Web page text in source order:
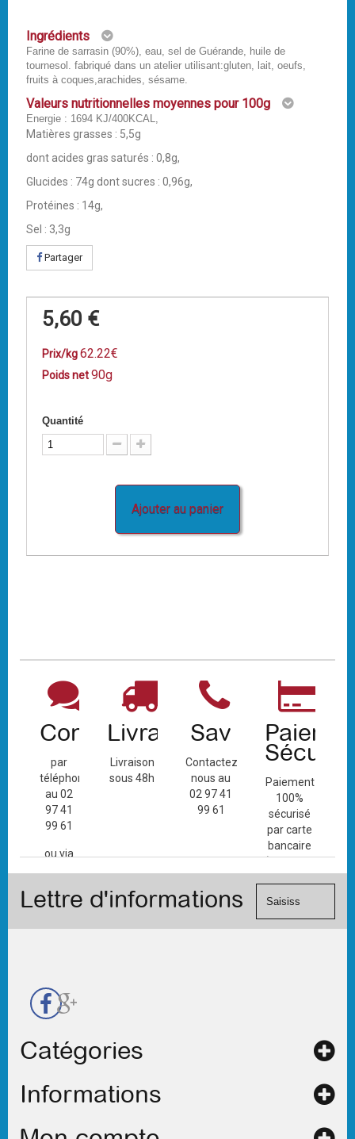
Ingrédients
Farine de sarrasin (90%), eau, sel de Guérande, huile de
tournesol. fabriqué dans un atelier utilisant:gluten, lait, oeufs,
fruits à coques,arachides, sésame.
Valeurs nutritionnelles moyennes pour 100g
Energie : 1694 KJ/400KCAL,
Matières grasses : 5,5g
dont acides gras saturés : 0,8g,
Glucides : 74g dont sucres : 0,96g,
Protéines : 14g,
Sel : 3,3g
Partager
5,60 €
Prix/kg62.22€
Poids net90g
Quantité
Ajouter au panier
Contact
par
téléphone
au 02
97 41
99 61
ou via
de
Livraison
Livraison
sous 48h
Sav
Contactez-
nous au
02 97 41
99 61
Paiement
100%
sécurisé
par carte
bancaire
(Mastercard,
Visa, ...) et
Lettre d'informations
Catégories
Informations